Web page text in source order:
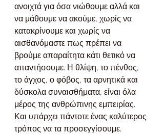
ανοιχτά για όσα νιώθουμε αλλά και
να μάθουμε να ακούμε, χωρίς να
κατακρίνουμε και χωρίς να
αισθανόμαστε πως πρέπει να
βρούμε απαραίτητα κάτι θετικό να
απαντήσουμε. Η θλίψη, το πένθος,
το άγχος, ο φόβος, τα αρνητικά και
δύσκολα συναισθήματα, είναι όλα
μέρος της ανθρώπινης εμπειρίας.
Και υπάρχει πάντοτε ένας καλύτερος
τρόπος να τα προσεγγίσουμε.